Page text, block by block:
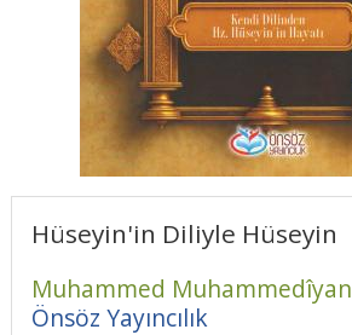
Hüseyin'in Diliyle Hüseyin
Muhammed Muhammedîyan
Önsöz Yayıncılık